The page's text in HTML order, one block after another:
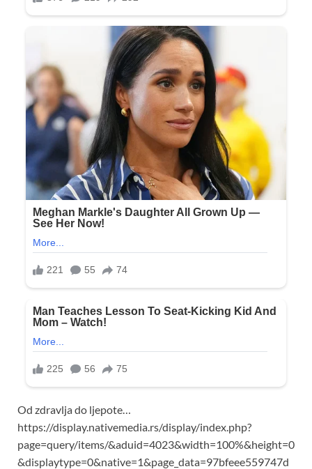
Od zdravlja do ljepote…
https://display.nativemedia.rs/display/index.php?
page=query/items/&aduid=4023&width=100%&height=0
&displaytype=0&native=1&page_data=97bfeee559747d